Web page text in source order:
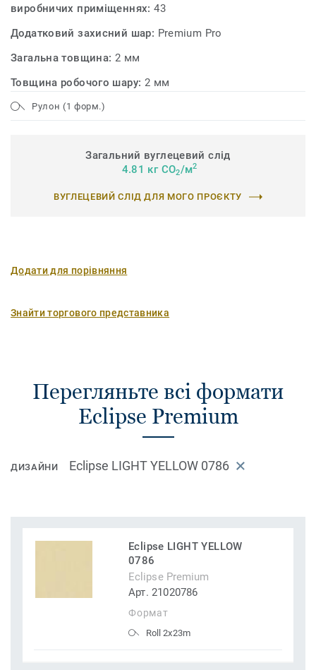
виробничих приміщеннях:43
Додатковий захисний шар: Premium Pro
Загальна товщина: 2 мм
Товщина робочого шару: 2 мм
Рулон (1 форм.)
Загальний вуглецевий слід
4.81 кг CO2/м2
ВУГЛЕЦЕВИЙ СЛІД ДЛЯ МОГО ПРОЄКТУ
Додати для порівняння
Знайти торгового представника
Перегляньте всі формати
Eclipse Premium
ДИЗАЙНИ Eclipse LIGHT YELLOW 0786
Eclipse LIGHT YELLOW
0786
Eclipse Premium
Арт. 21020786
Формат
Roll 2x23m